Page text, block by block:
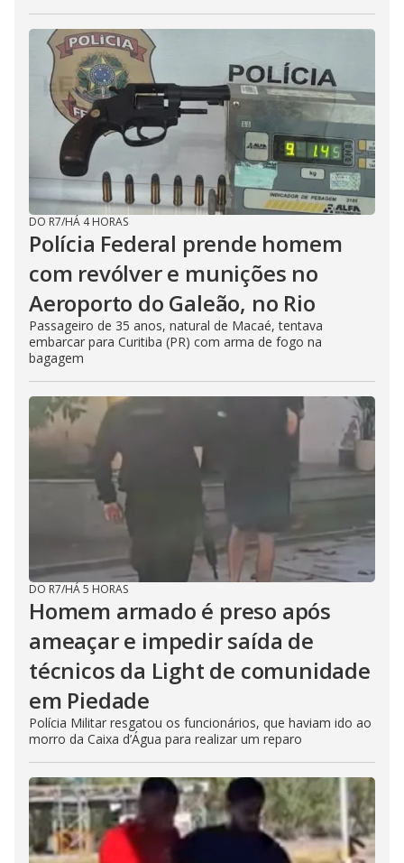
DO R7/HÁ 4 HORAS
Polícia Federal prende homem
com revólver e munições no
Aeroporto do Galeão, no Rio
Passageiro de 35 anos, natural de Macaé, tentava
embarcar para Curitiba (PR) com arma de fogo na
bagagem
DO R7/HÁ 5 HORAS
Homem armado é preso após
ameaçar e impedir saída de
técnicos da Light de comunidade
em Piedade
Polícia Militar resgatou os funcionários, que haviam ido ao
morro da Caixa d’Água para realizar um reparo